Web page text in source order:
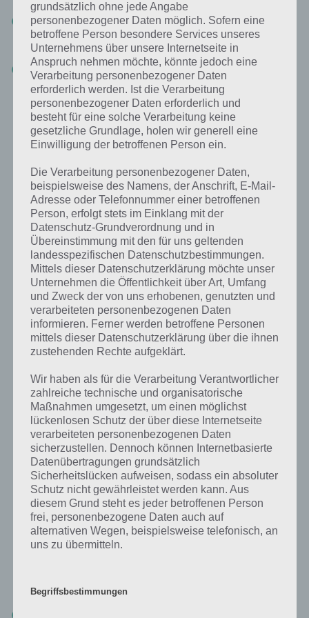
Tipp 2: Du kannst deine Achterbahn über andere Attraktionen
hinweg errichten. Das die Schiene dann zwar durch Bäume oder
Gebäude führt, stört nicht.
Tipp 3: Baue nicht so hoch. Dadurch hälst du deine Strecke schön
kurz und kannst später mehr Spezialteile einbauen
Das war es auch schon mit den Tipps. Wie gesagt, ist der Bau nicht
wirklich herausfordernd. Zwar kann man später in der Statistik
weitere Werte erkennen, diese haben aber keinerlei Einfluss auf die
Der Bau einer Achterbahn ist in RCT Touch nicht
wirklich realisitisch umgesetzt – richtige Tipps für eine
gute gibt es nicht wirklich
Die Auswertung nach Erstellen der
Achterbahn
Nach dem Bau erhälst du eine Auswertung. Diese besteht aus drei
grundsätzlich ohne jede Angabe
personenbezogener Daten möglich. Sofern eine
betroffene Person besondere Services unseres
Unternehmens über unsere Internetseite in
Anspruch nehmen möchte, könnte jedoch eine
Verarbeitung personenbezogener Daten
erforderlich werden. Ist die Verarbeitung
personenbezogener Daten erforderlich und
besteht für eine solche Verarbeitung keine
gesetzliche Grundlage, holen wir generell eine
Einwilligung der betroffenen Person ein.
Die Verarbeitung personenbezogener Daten,
beispielsweise des Namens, der Anschrift, E-Mail-
Adresse oder Telefonnummer einer betroffenen
Person, erfolgt stets im Einklang mit der
Datenschutz-Grundverordnung und in
Übereinstimmung mit den für uns geltenden
landesspezifischen Datenschutzbestimmungen.
Mittels dieser Datenschutzerklärung möchte unser
Unternehmen die Öffentlichkeit über Art, Umfang
und Zweck der von uns erhobenen, genutzten und
verarbeiteten personenbezogenen Daten
informieren. Ferner werden betroffene Personen
mittels dieser Datenschutzerklärung über die ihnen
zustehenden Rechte aufgeklärt.
Wir haben als für die Verarbeitung Verantwortlicher
zahlreiche technische und organisatorische
Maßnahmen umgesetzt, um einen möglichst
lückenlosen Schutz der über diese Internetseite
verarbeiteten personenbezogenen Daten
sicherzustellen. Dennoch können Internetbasierte
Datenübertragungen grundsätzlich
Sicherheitslücken aufweisen, sodass ein absoluter
Schutz nicht gewährleistet werden kann. Aus
diesem Grund steht es jeder betroffenen Person
frei, personenbezogene Daten auch auf
alternativen Wegen, beispielsweise telefonisch, an
uns zu übermitteln.
Begriffsbestimmungen